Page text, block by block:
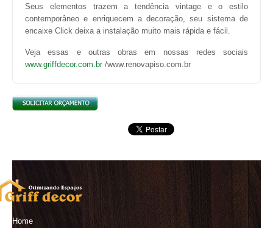
Seus elementos trazem a tendência vintage e o estilo
contemporâneo e enriquecem a decoração, seu sistema de
encaixe Click deixa a instalação muito mais rápida e fácil.
Veja essas e outras obras em nossas redes sociais
www.griffdecor.com.br/www.renovapiso.com.br
Home